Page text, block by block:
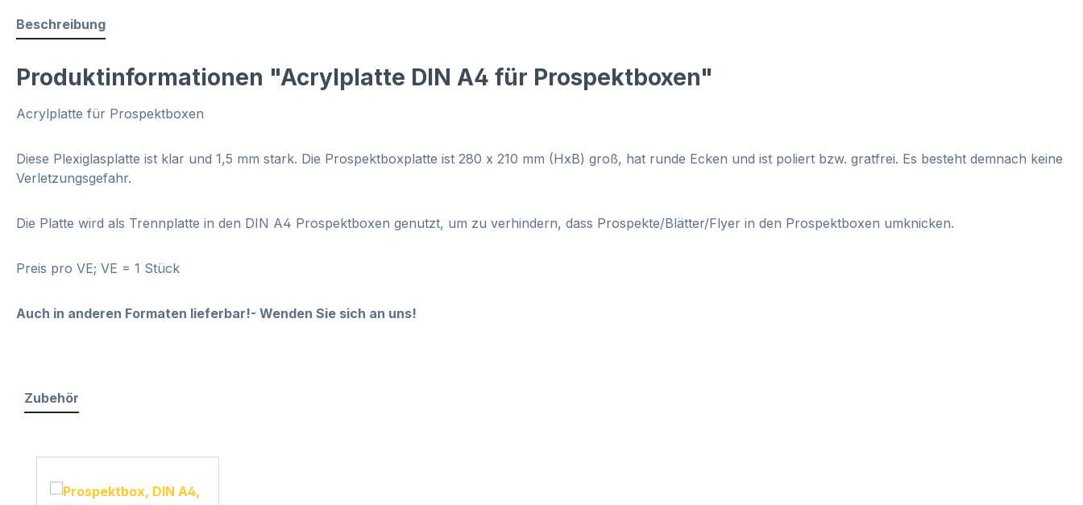
Beschreibung
Produktinformationen "Acrylplatte DIN A4 für Prospektboxen"
Acrylplatte für Prospektboxen
Diese Plexiglasplatte ist klar und 1,5 mm stark. Die Prospektboxplatte ist 280 x 210 mm (HxB) groß, hat runde Ecken und ist poliert bzw. gratfrei. Es besteht demnach keine
Verletzungsgefahr.
Die Platte wird als Trennplatte in den DIN A4 Prospektboxen genutzt, um zu verhindern, dass Prospekte/Blätter/Flyer in den Prospektboxen umknicken.
Preis pro VE; VE = 1 Stück
Auch in anderen Formaten lieferbar!- Wenden Sie sich an uns!
Zubehör